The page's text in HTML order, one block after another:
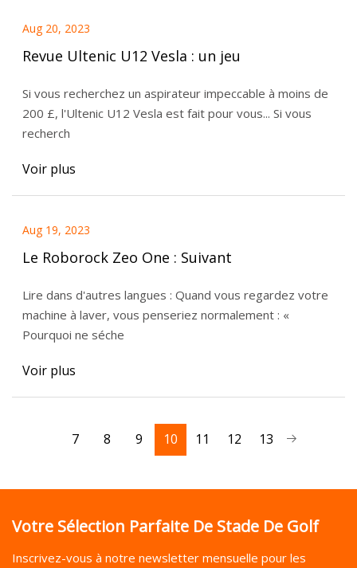
Aug 20, 2023
Revue Ultenic U12 Vesla : un jeu
Si vous recherchez un aspirateur impeccable à moins de
200 £, l'Ultenic U12 Vesla est fait pour vous... Si vous
recherch
Voir plus
Aug 19, 2023
Le Roborock Zeo One : Suivant
Lire dans d'autres langues : Quand vous regardez votre
machine à laver, vous penseriez normalement : «
Pourquoi ne séche
Voir plus
7 8 9 10 11 12 13
Votre Sélection Parfaite De Stade De Golf
Inscrivez-vous à notre newsletter mensuelle pour les